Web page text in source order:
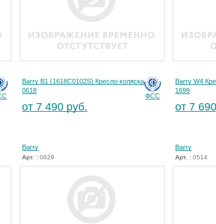
ФСС
Barry B1 (1618C0102S) Кресло-коляска
0618
от 7 490 руб.
Barry W4
1699
от 7
Barry
Арт. : 0629
Barry
Арт. : 0514